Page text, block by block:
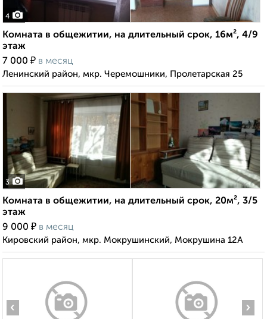
4
Комната в общежитии, на длительный срок, 16м², 4/9
этаж
7 000 ₽ в месяц
Ленинский район, мкр. Черемошники, Пролетарская 25
3
Комната в общежитии, на длительный срок, 20м², 3/5
этаж
9 000 ₽ в месяц
Кировский район, мкр. Мокрушинский, Мокрушина 12А
‹ ›